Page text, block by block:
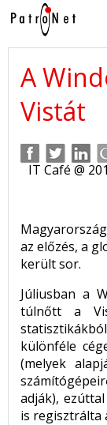
A
Vistát
IT Café @
az előzés, a
került sor.
Júliusban a
túlnőtt a
különféle
(melyek
adják),
is regisztrálta